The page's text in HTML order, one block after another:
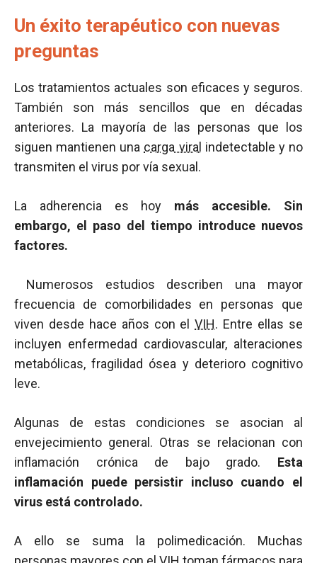
Un éxito terapéutico con nuevas
preguntas
Los tratamientos actuales son eficaces y seguros.
También son más sencillos que en décadas
anteriores. La mayoría de las personas que los
siguen mantienen una carga viral indetectable y no
transmiten el virus por vía sexual.
La adherencia es hoy más accesible. Sin
embargo, el paso del tiempo introduce nuevos
factores.
Numerosos estudios describen una mayor
frecuencia de comorbilidades en personas que
viven desde hace años con elVIH. Entre ellas se
incluyen enfermedad cardiovascular, alteraciones
metabólicas, fragilidad ósea y deterioro cognitivo
leve.
Algunas de estas condiciones se asocian al
envejecimiento general. Otras se relacionan con
inflamación crónica de bajo grado. Esta
inflamación puede persistir incluso cuando el
virus está controlado.
A ello se suma la polimedicación. Muchas